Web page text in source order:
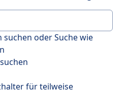
suchen oder Suche wie
für teilweise